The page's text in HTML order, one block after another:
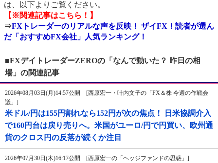
は、以下よりご覧ください。
【※関連記事はこちら！】
⇒FXトレーダーのリアルな声を反映！ ザイFX！読者が選ん
だ「おすすめFX会社」人気ランキング！
■FXデイトレーダーZEROの「なんで動いた？ 昨日の相
場」の関連記事
2026年08月03日(月)14:57公開 [西原宏一・叶内文子の「FX＆株 今週の作戦会
議」]
米ドル/円は155円割れなら152円が次の焦点！ 日米協調介入
で160円台は戻り売りへ。米国がユーロ/円で円買い、欧州通
貨のクロス円の反落が続くか注目
2026年07月30日(木)16:17公開 [西原宏一の「ヘッジファンドの思惑」]